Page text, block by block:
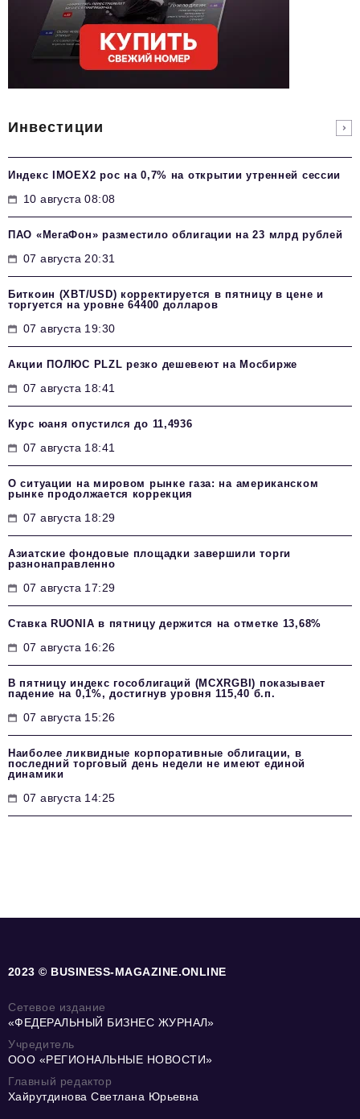
Инвестиции
Индекс IMOEX2 рос на 0,7% на открытии утренней сессии
10 августа 08:08
ПАО «МегаФон» разместило облигации на 23 млрд рублей
07 августа 20:31
Биткоин (XBT/USD) корректируется в пятницу в цене и
торгуется на уровне 64400 долларов
07 августа 19:30
Акции ПОЛЮС PLZL резко дешевеют на Мосбирже
07 августа 18:41
Курс юаня опустился до 11,4936
07 августа 18:41
О ситуации на мировом рынке газа: на американском
рынке продолжается коррекция
07 августа 18:29
Азиатские фондовые площадки завершили торги
разнонаправленно
07 августа 17:29
Ставка RUONIA в пятницу держится на отметке 13,68%
07 августа 16:26
В пятницу индекс гособлигаций (MCXRGBI) показывает
падение на 0,1%, достигнув уровня 115,40 б.п.
07 августа 15:26
Наиболее ликвидные корпоративные облигации, в
последний торговый день недели не имеют единой
динамики
07 августа 14:25
2023 © BUSINESS-MAGAZINE.ONLINE
Сетевое издание
«ФЕДЕРАЛЬНЫЙ БИЗНЕС ЖУРНАЛ»
Учредитель
ООО «РЕГИОНАЛЬНЫЕ НОВОСТИ»
Главный редактор
Хайрутдинова Светлана Юрьевна